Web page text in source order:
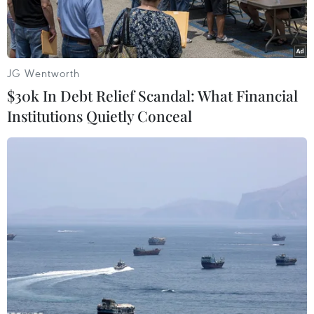
ngay trước cửa ngõ di sản Vịnh Hạ Long.
Ảnh minh họa. (Nguồn: TTXVN)
Phó Thủ tướng Hoàng Trung Hải yêu cầu Ủy ban
Nhân dân tỉnh Quảng Ninh kiểm tra, xử lý phản
JG Wentworth
$30k In Debt Relief Scandal: What Financial
Institutions Quietly Conceal